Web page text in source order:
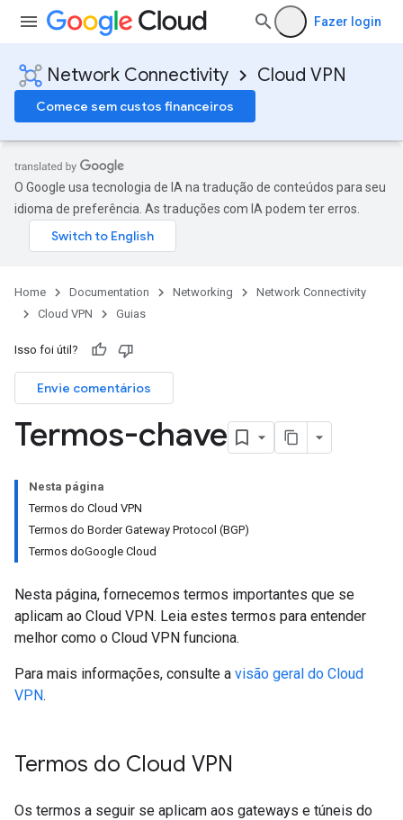
Fazer login
Network Connectivity Cloud VPN
Comece sem custos financeiros
O Google usa tecnologia de IA na tradução de conteúdos para seu
idioma de preferência. As traduções com IA podem ter erros.
Home Documentation Networking
Network Connectivity
Cloud VPN
Guias
Isso foi útil?
Envie comentários
Termos-chave
Nesta página
Termos do Cloud VPN
Termos do Border Gateway Protocol (BGP)
Termos doGoogle Cloud
Nesta página, fornecemos termos importantes que se
aplicam ao Cloud VPN. Leia estes termos para entender
melhor como o Cloud VPN funciona.
Para mais informações, consulte a visão geral do Cloud
VPN.
Termos do Cloud VPN
Os termos a seguir se aplicam aos gateways e túneis do